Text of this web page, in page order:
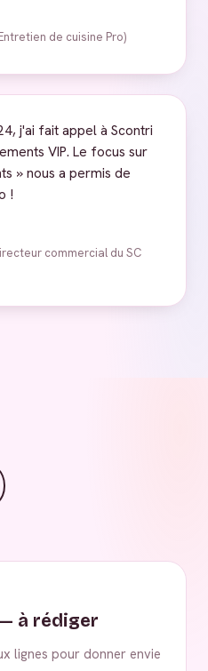
de cuisine Pro)
j'ai fait appel à Scontri
VIP. Le focus sur
» nous a permis de
!
commercial du SC
à rédiger
lignes pour donner envie